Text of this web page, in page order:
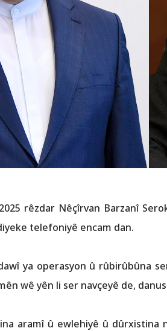
rêzdar Nêçîrvan Barzanî
telefoniyê encam dan.
ya operasyon û rûbirûbûna
wê yên li ser navçeyê de,
aramî û ewlehiyê û